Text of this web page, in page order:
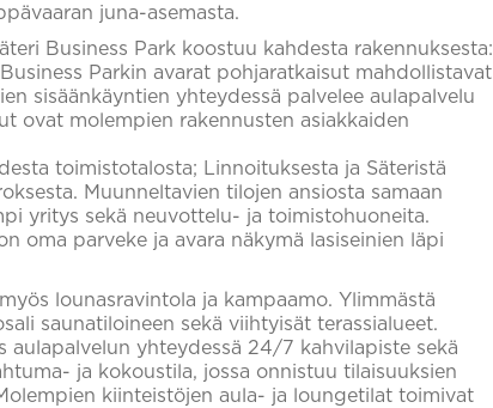
juna-asemasta.
Business Park koostuu kahdesta rakennuksesta:
Parkin avarat pohjaratkaisut mahdollistavat
sisäänkäyntien yhteydessä palvelee aulapalvelu
ovat molempien rakennusten asiakkaiden
toimistotalosta; Linnoituksesta ja Säteristä
Muunneltavien tilojen ansiosta samaan
yritys sekä neuvottelu- ja toimistohuoneita.
oma parveke ja avara näkymä lasiseinien läpi
lounasravintola ja kampaamo. Ylimmästä
saunatiloineen sekä viihtyisät terassialueet.
aulapalvelun yhteydessä 24/7 kahvilapiste sekä
ja kokoustila, jossa onnistuu tilaisuuksien
kiinteistöjen aula- ja loungetilat toimivat